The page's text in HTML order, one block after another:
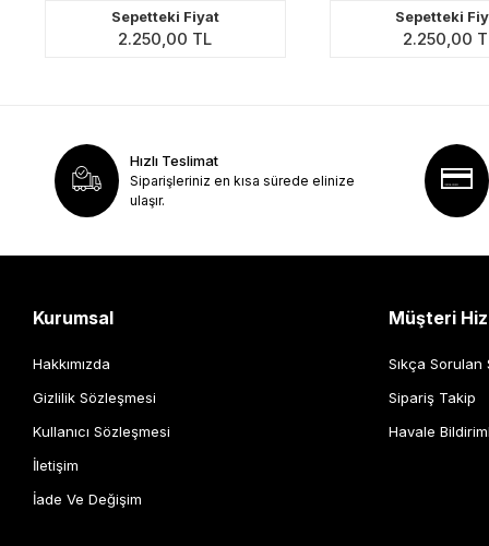
Hızlı Teslimat
Siparişleriniz en kısa sürede elinize
ulaşır.
Kurumsal
Hakkımızda
Gizlilik Sözleşmesi
Kullanıcı Sözleşmesi
İletişim
İade Ve Değişim
Müşteri
Sıkça Sorulan
Sipariş Takip
Havale